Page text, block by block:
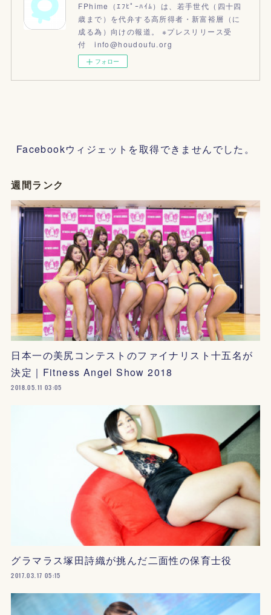
FPhime（ｴﾌﾋﾟｰﾊｲﾑ）は、若手世代（四十四
歳まで）を代弁する高所得者・新富裕層（に
成る為）向けの報道。 ※プレスリリース受
付 info@houdoufu.org
フォロー
Facebookウィジェットを取得できませんでした。
週間ランク
日本一の美尻コンテストのファイナリスト十五名が
決定｜Fitness Angel Show 2018
2018.05.11 03:05
グラマラス塚田詩織が挑んだ二面性の保育士役
2017.03.17 05:15